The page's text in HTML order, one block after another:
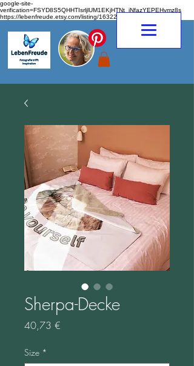
google-site-
verification=FSYD8S5QHHTIsrljlUM1EKjHTNt_jNfazYEPEHymz8s
https://lebenfreude.etsy.com/listing/1632263968
Sherpa-Decke
40,73 €
Size *